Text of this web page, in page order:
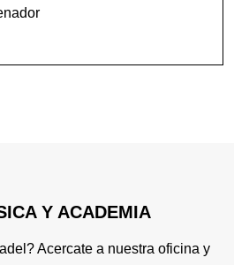
Y ACADEMIA
Acercate a nuestra oficina y